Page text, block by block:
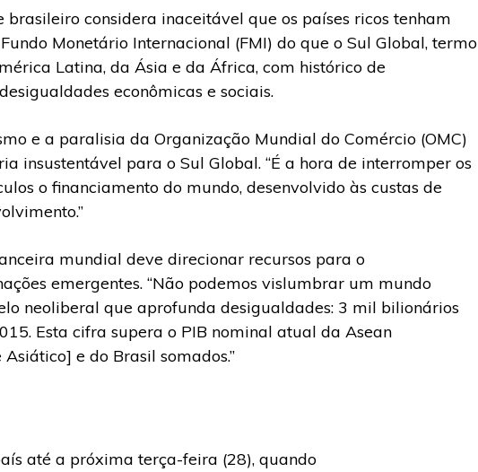
brasileiro considera inaceitável que os países ricos tenham
Monetário Internacional (FMI) do que o Sul Global, termo
Latina, da Ásia e da África, com histórico de
econômicas e sociais.
e a paralisia da Organização Mundial do Comércio (OMC)
insustentável para o Sul Global. “É a hora de interromper os
o financiamento do mundo, desenvolvido às custas de
mundial deve direcionar recursos para o
emergentes. “Não podemos vislumbrar um mundo
neoliberal que aprofunda desigualdades: 3 mil bilionários
Esta cifra supera o PIB nominal atual da Asean
e do Brasil somados.”
até a próxima terça-feira (28), quando